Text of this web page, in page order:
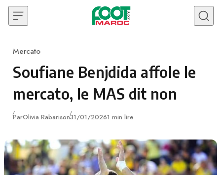
Skip to content
Category
Mercato
Soufiane Benjdida affole le
mercato, le MAS dit non
ParOlivia RabarisonPublié
31/01/20261 min lire